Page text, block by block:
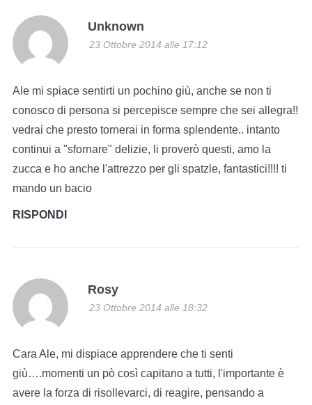
Unknown
23 Ottobre 2014 alle 17:12
Ale mi spiace sentirti un pochino giù, anche se non ti
conosco di persona si percepisce sempre che sei allegra!!
vedrai che presto tornerai in forma splendente.. intanto
continui a "sfornare" delizie, li proverò questi, amo la
zucca e ho anche l'attrezzo per gli spatzle, fantastici!!!! ti
mando un bacio
RISPONDI
Rosy
23 Ottobre 2014 alle 18:32
Cara Ale, mi dispiace apprendere che ti senti
giù….momenti un pò così capitano a tutti, l'importante è
avere la forza di risollevarci, di reagire, pensando a